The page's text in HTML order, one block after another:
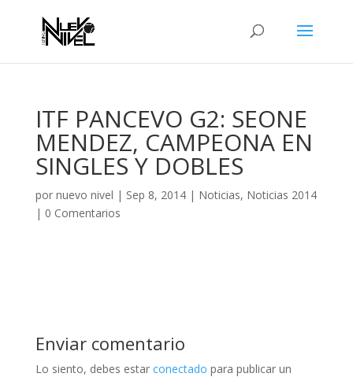
ITF PANCEVO G2: SEONE
MENDEZ, CAMPEONA EN
SINGLES Y DOBLES
por nuevo nivel | Sep 8, 2014| Noticias, Noticias 2014
| 0 Comentarios
Enviar comentario
Lo siento, debes estar conectado para publicar un